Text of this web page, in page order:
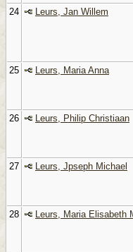
24
Leurs, Jan Willem
25
Leurs, Maria Anna
26
Leurs, Philip Christiaan
27
Leurs, Jpseph Michael
28
Leurs, Maria Elisabeth